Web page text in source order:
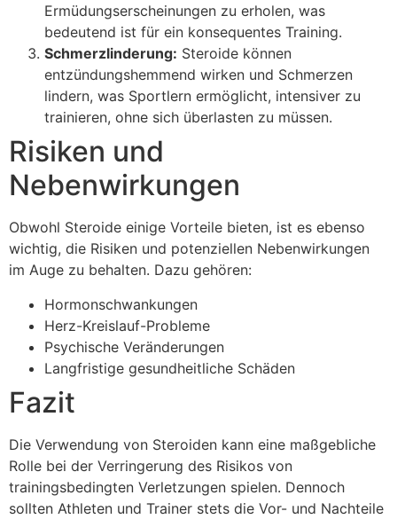
Ermüdungserscheinungen zu erholen, was
bedeutend ist für ein konsequentes Training.
Schmerzlinderung: Steroide können
entzündungshemmend wirken und Schmerzen
lindern, was Sportlern ermöglicht, intensiver zu
trainieren, ohne sich überlasten zu müssen.
Risiken und
Nebenwirkungen
Obwohl Steroide einige Vorteile bieten, ist es ebenso
wichtig, die Risiken und potenziellen Nebenwirkungen
im Auge zu behalten. Dazu gehören:
Hormonschwankungen
Herz-Kreislauf-Probleme
Psychische Veränderungen
Langfristige gesundheitliche Schäden
Fazit
Die Verwendung von Steroiden kann eine maßgebliche
Rolle bei der Verringerung des Risikos von
trainingsbedingten Verletzungen spielen. Dennoch
sollten Athleten und Trainer stets die Vor- und Nachteile